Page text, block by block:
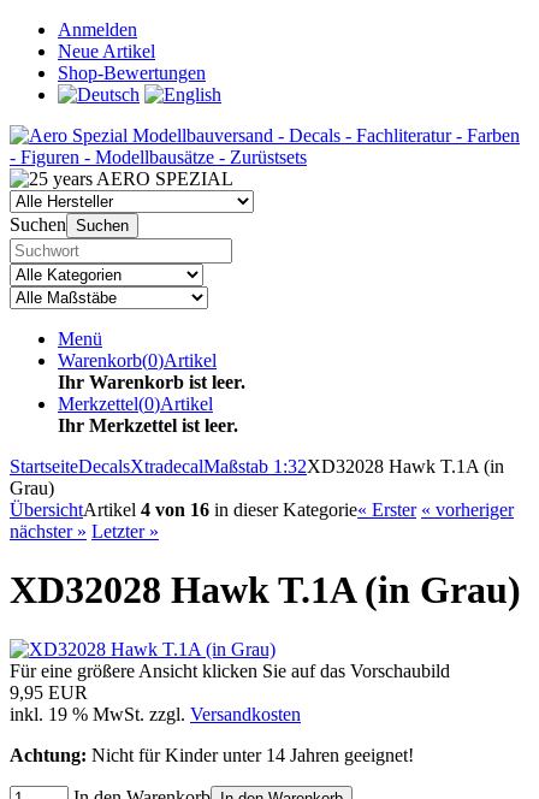
Anmelden
Neue Artikel
Shop-Bewertungen
Suchen Suchen
Menü
Warenkorb(0)Artikel
Ihr Warenkorb ist leer.
Merkzettel(0)Artikel
Ihr Merkzettel ist leer.
StartseiteDecalsXtradecalMaßstab 1:32XD32028 Hawk T.1A (in
Grau)
ÜbersichtArtikel 4 von 16 in dieser Kategorie« Erster « vorheriger
nächster » Letzter »
XD32028 Hawk T.1A (in Grau)
Für eine größere Ansicht klicken Sie auf das Vorschaubild
9,95 EUR
inkl. 19 % MwSt. zzgl. Versandkosten
Achtung: Nicht für Kinder unter 14 Jahren geeignet!